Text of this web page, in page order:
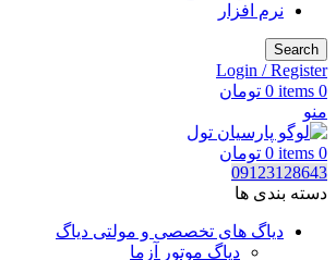
نرم افزار
Search
Login / Register
0
items
0 تومان
منو
0
items
0 تومان
09123128643
دسته بندی ها
دیاگ های تخصصی و مولتی دیاگ
دیاگ موتور آزما